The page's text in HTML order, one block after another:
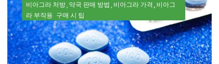
비아그라 처방 약국 판매 방법 비아그라 가격
비아그
라 부작용 구매 시 팁